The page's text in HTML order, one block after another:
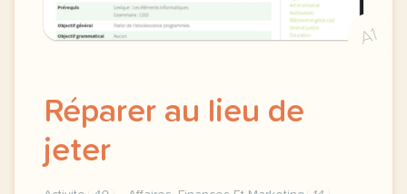
A1
Réparer au lieu de
jeter